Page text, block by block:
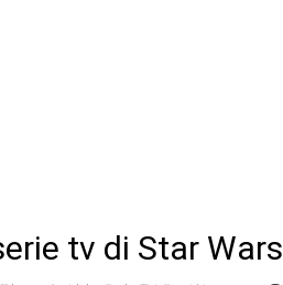
tv di Star Wars